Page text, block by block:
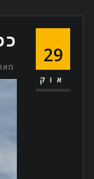
29
אוק